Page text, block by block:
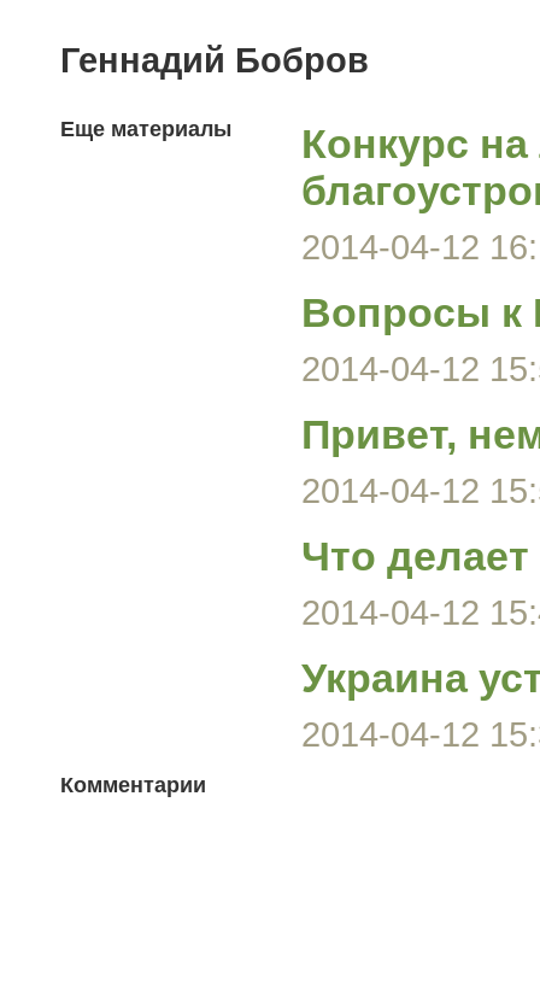
Геннадий Бобров
Еще материалы
Конкурс
2014-04-12
Вопросы к
2014-04-12
Привет,
2014-04-12
Что
2014-04-12
Украина
2014-04-12
Комментарии